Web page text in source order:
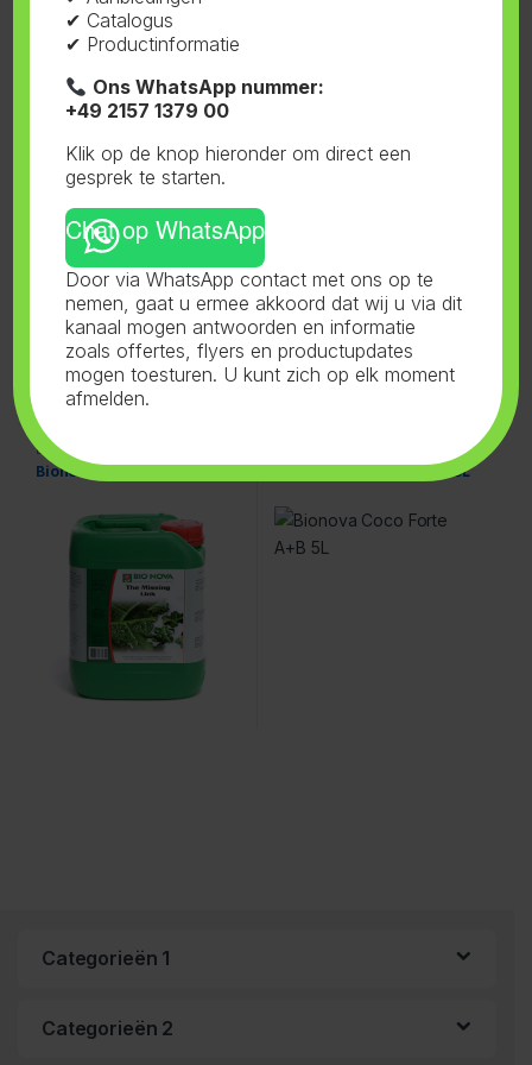
Bio Nova,Hydro Supermix,
Voeding
Bionova Hydro Supermix 5L
Bio Nova
Bio Nova
Link Voeding
Bionova Missing Link 5L Voeding
Bionova Coco Forte A+B 5L
Categorieën 1
Categorieën 2
✔ Catalogus
✔ Productinformatie
Ons WhatsApp nummer:
+49 2157 1379 00
Klik op de knop hieronder om direct een
gesprek te starten.
Chat op WhatsApp
Door via WhatsApp contact met ons op te
nemen, gaat u ermee akkoord dat wij u via dit
kanaal mogen antwoorden en informatie
zoals offertes, flyers en productupdates
mogen toesturen. U kunt zich op elk moment
afmelden.